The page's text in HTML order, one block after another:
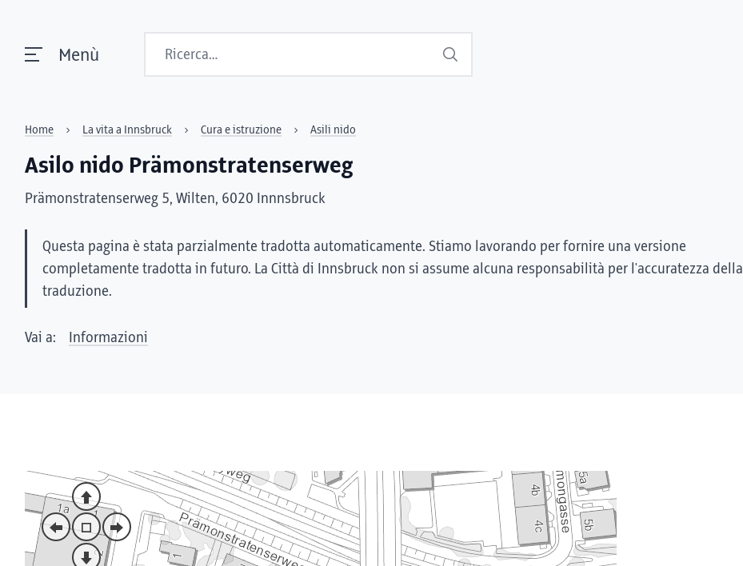
Menù Suchen
Home La vita a Innsbruck Cura e istruzione Asili nido
Asilo nido Prämonstratenserweg
Prämonstratenserweg 5, Wilten, 6020 Innnsbruck
Questa pagina è stata parzialmente tradotta automaticamente. Stiamo lavorando per fornire una versione
completamente tradotta in futuro. La Città di Innsbruck non si assume alcuna responsabilità per l'accuratezza della
traduzione.
Vai a: Informazioni